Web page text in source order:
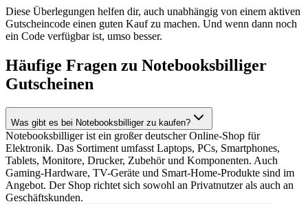
Diese Überlegungen helfen dir, auch unabhängig von einem aktiven
Gutscheincode einen guten Kauf zu machen. Und wenn dann noch
ein Code verfügbar ist, umso besser.
Häufige Fragen zu Notebooksbilliger
Gutscheinen
Was gibt es bei Notebooksbilliger zu kaufen?
Notebooksbilliger ist ein großer deutscher Online-Shop für
Elektronik. Das Sortiment umfasst Laptops, PCs, Smartphones,
Tablets, Monitore, Drucker, Zubehör und Komponenten. Auch
Gaming-Hardware, TV-Geräte und Smart-Home-Produkte sind im
Angebot. Der Shop richtet sich sowohl an Privatnutzer als auch an
Geschäftskunden.